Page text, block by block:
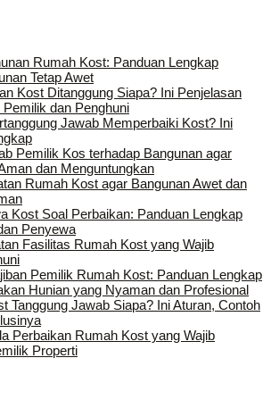
Rumah Kost: Panduan Lengkap
Tetap Awet
Kost Ditanggung Siapa? Ini Penjelasan
dan Penghuni
Jawab Memperbaiki Kost? Ini
Pemilik Kos terhadap Bangunan agar
dan Menguntungkan
Rumah Kost agar Bangunan Awet dan
Kost Soal Perbaikan: Panduan Lengkap
Penyewa
Fasilitas Rumah Kost yang Wajib
Pemilik Rumah Kost: Panduan Lengkap
Hunian yang Nyaman dan Profesional
Tanggung Jawab Siapa? Ini Aturan, Contoh
Perbaikan Rumah Kost yang Wajib
Properti